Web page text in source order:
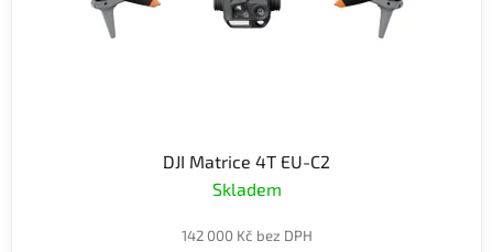
DJI Matrice 4T EU-C2
Skladem
142 000 Kč bez DPH